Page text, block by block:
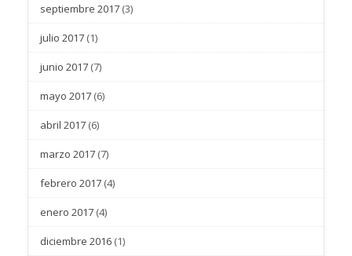
septiembre 2017 (3)
julio 2017 (1)
junio 2017 (7)
mayo 2017 (6)
abril 2017 (6)
marzo 2017 (7)
febrero 2017 (4)
enero 2017 (4)
diciembre 2016 (1)